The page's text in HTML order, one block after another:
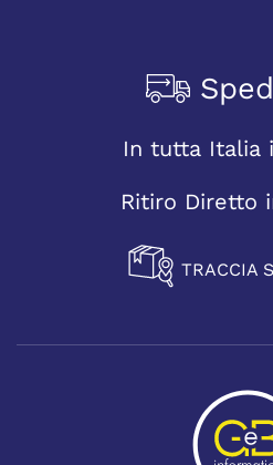
In tutta Italia
Ritiro Diretto
TRACCIA